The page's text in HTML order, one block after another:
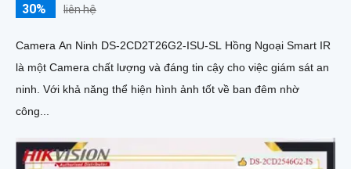
30% liên hệ
Camera An Ninh DS-2CD2T26G2-ISU-SL Hồng Ngoại Smart IR
là một Camera chất lượng và đáng tin cậy cho việc giám sát an
ninh. Với khả năng thể hiện hình ảnh tốt về ban đêm nhờ
công...